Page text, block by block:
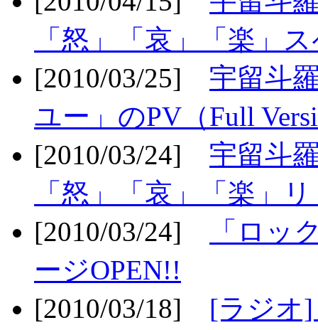
「怒」「哀」「楽」
[2010/03/25] 宇留斗
ユー」のPV（Full
[2010/03/24] 宇留斗
「怒」「哀」「楽」
[2010/03/24]
「ロッ
ージOPEN!!
[2010/03/18] [ラジオ